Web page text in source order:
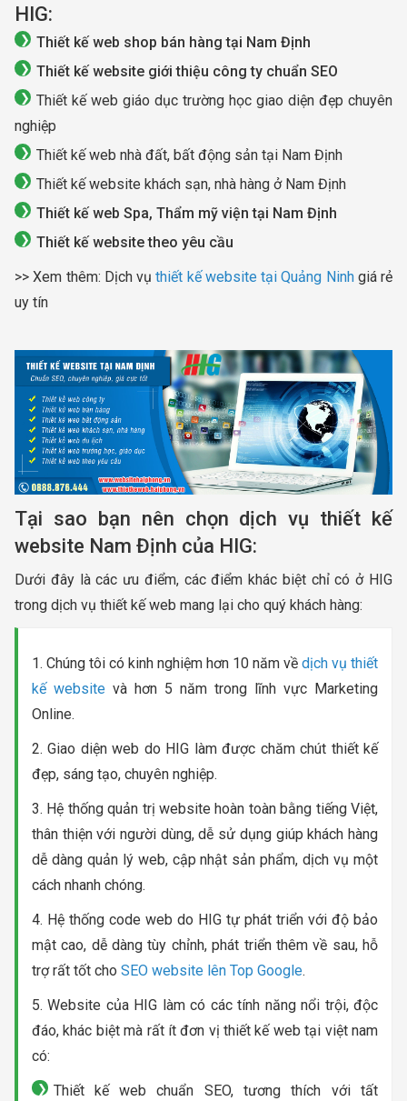
HIG:
Thiết kế web shop bán hàng tại Nam Định
Thiết kế website giới thiệu công ty chuẩn SEO
Thiết kế web giáo dục trường học giao diện đẹp chuyên
nghiệp
Thiết kế web nhà đất, bất động sản tại Nam Định
Thiết kế website khách sạn, nhà hàng ở Nam Định
Thiết kế web Spa, Thẩm mỹ viện tại Nam Định
Thiết kế website theo yêu cầu
>> Xem thêm: Dịch vụthiết kế website tại Quảng Ninhgiá rẻ
uy tín
Tại sao bạn nên chọn dịch vụ thiết kế
website Nam Định của HIG:
Dưới đây là các ưu điểm, các điểm khác biệt chỉ có ở HIG
trong dịch vụ thiết kế web mang lại cho quý khách hàng:
1. Chúng tôi có kinh nghiệm hơn 10 năm về dịch vụ thiết
kế website và hơn 5 năm trong lĩnh vực Marketing
Online.
2. Giao diện web do HIG làm được chăm chút thiết kế
đẹp, sáng tạo, chuyên nghiệp.
3. Hệ thống quản trị website hoàn toàn bằng tiếng Việt,
thân thiện với người dùng, dễ sử dụng giúp khách hàng
dễ dàng quản lý web, cập nhật sản phẩm, dịch vụ một
cách nhanh chóng.
4. Hệ thống code web do HIG tự phát triển với độ bảo
mật cao, dễ dàng tùy chỉnh, phát triển thêm về sau, hỗ
trợ rất tốt cho SEO website lên Top Google.
5. Website của HIG làm có các tính năng nổi trội, độc
đáo, khác biệt mà rất ít đơn vị thiết kế web tại việt nam
có:
Thiết kế web chuẩn SEO, tương thích với tất